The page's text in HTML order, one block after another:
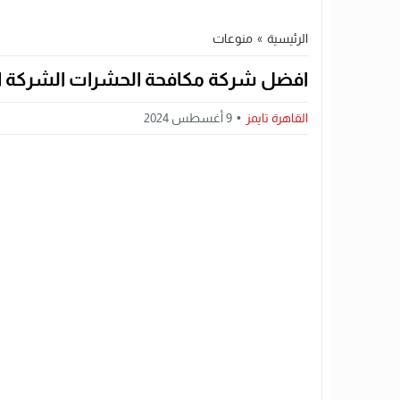
الرئيسية » منوعات
افضل شركة مكافحة الحشرات الشركة
القاهرة تايمز 9 أغسطس 2024